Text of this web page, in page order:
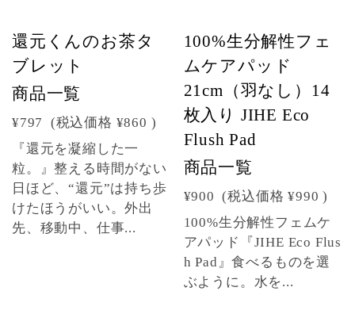
還元くんのお茶タ
ブレット
商品一覧
¥797 (税込価格 ¥860 )
『還元を凝縮した一
粒。』整える時間がない
日ほど、“還元”は持ち歩
けたほうがいい。外出
先、移動中、仕事...
100%生分解性フェ
ムケアパッド
21cm（羽なし）14
枚入り JIHE Eco
Flush Pad
商品一覧
¥900 (税込価格 ¥990 )
100%生分解性フェムケ
アパッド『JIHE Eco Flus
h Pad』食べるものを選
ぶように。水を...